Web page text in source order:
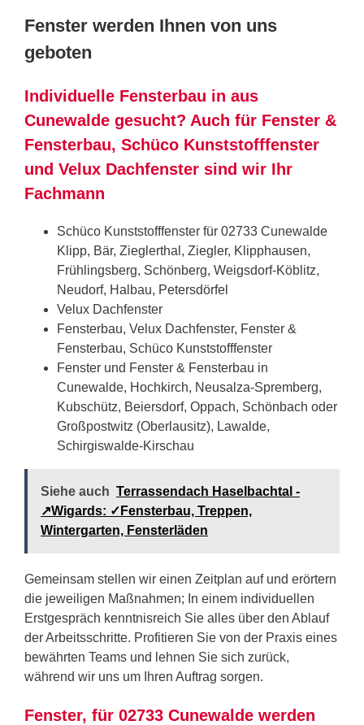
Fenster werden Ihnen von uns
geboten
Individuelle Fensterbau in aus
Cunewalde gesucht? Auch für Fenster &
Fensterbau, Schüco Kunststofffenster
und Velux Dachfenster sind wir Ihr
Fachmann
Schüco Kunststofffenster für 02733 Cunewalde
Klipp, Bär, Zieglerthal, Ziegler, Klipphausen,
Frühlingsberg, Schönberg, Weigsdorf-Köblitz,
Neudorf, Halbau, Petersdörfel
Velux Dachfenster
Fensterbau, Velux Dachfenster, Fenster &
Fensterbau, Schüco Kunststofffenster
Fenster und Fenster & Fensterbau in
Cunewalde, Hochkirch, Neusalza-Spremberg,
Kubschütz, Beiersdorf, Oppach, Schönbach oder
Großpostwitz (Oberlausitz), Lawalde,
Schirgiswalde-Kirschau
Siehe auch Terrassendach Haselbachtal -
↗️Wigards: ✓Fensterbau, Treppen,
Wintergarten, Fensterläden
Gemeinsam stellen wir einen Zeitplan auf und erörtern
die jeweiligen Maßnahmen; In einem individuellen
Erstgespräch kenntnisreich Sie alles über den Ablauf
der Arbeitsschritte. Profitieren Sie von der Praxis eines
bewährten Teams und lehnen Sie sich zurück,
während wir uns um Ihren Auftrag sorgen.
Fenster, für 02733 Cunewalde werden